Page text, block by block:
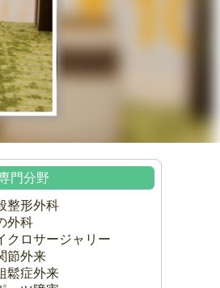
門分野
整形外科
外科
クロサージャリー
節外来
鬆症外来